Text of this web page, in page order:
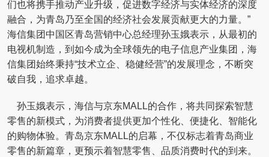
们也将携手推动产业升级，促进数字经济与实体经济的深度
融合，为青岛乃至全国的经济社会发展贡献更大的力量。”
海信集团中国区青岛营销中心总经理孙玉娥表示，从最初的
电视机制造，到如今成为全球领先的电子信息产业集团，海
信集团始终秉持“技术立企、稳健经营”的发展理念，不断突
破自我，追求卓越。
孙玉娥表示，海信与京东MALL的合作，将共同探索智慧
零售的新模式，为消费者提供更加个性化、便捷化、智能化
的购物体验。青岛京东MALL的启幕，不仅标志着青岛商业
零售的新篇章，更预示着智慧零售、品质消费时代的到来。